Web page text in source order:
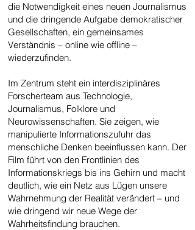
die Notwendigkeit eines neuen Journalismus
und die dringende Aufgabe demokratischer
Gesellschaften, ein gemeinsames
Verständnis – online wie offline –
wiederzufinden.
Im Zentrum steht ein interdisziplinäres
Forscherteam aus Technologie,
Journalismus, Folklore und
Neurowissenschaften. Sie zeigen, wie
manipulierte Informationszufuhr das
menschliche Denken beeinflussen kann. Der
Film führt von den Frontlinien des
Informationskriegs bis ins Gehirn und macht
deutlich, wie ein Netz aus Lügen unsere
Wahrnehmung der Realität verändert – und
wie dringend wir neue Wege der
Wahrheitsfindung brauchen.